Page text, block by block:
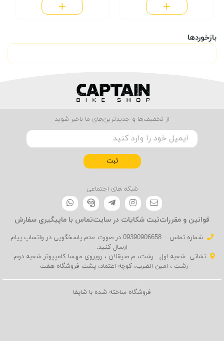
بازخوردها
از تخفیف‌ها و جدیدترین‌های ما باخبر شوید
ثبت
شبکه های اجتماعی
قوانین و مقرراتثبت شکایات در سایتتماس با ماپیگیری سفارش
شماره تماس‌:
09390906658 در صورت عدم پاسخگویی در واتساپ پیام
ارسال کنید.
نشانی: شعبه اول : رشت، م صیقلان ، روبروی مهسا کامپیوتر شعبه دوم :
رشت ، امین الضرب، کوچه اعتماد، پشت فروشگاه هفت
فروشگاه ساخته شده با شاپفا